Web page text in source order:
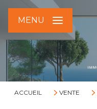
MENU
ACCUEIL VENTE